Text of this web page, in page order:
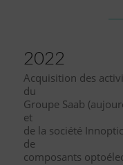
2022
Acquisition des
du
Groupe Saab
et
de la société
de
composants